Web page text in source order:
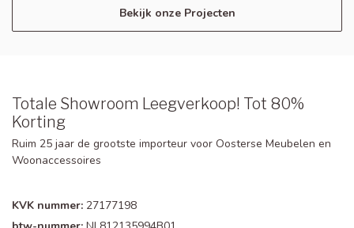
Bekijk onze Projecten
Totale Showroom Leegverkoop! Tot 80%
Korting
Ruim 25 jaar de grootste importeur voor Oosterse Meubelen en
Woonaccessoires
KVK nummer: 27177198